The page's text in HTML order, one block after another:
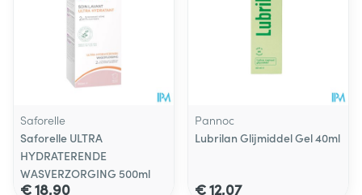
Saforelle
Saforelle ULTRA
HYDRATERENDE
WASVERZORGING 500ml
€ 18,90
Pannoc
Lubrilan Glijmiddel Gel 40ml
€ 12,07